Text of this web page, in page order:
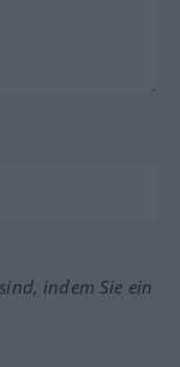
indem Sie ein